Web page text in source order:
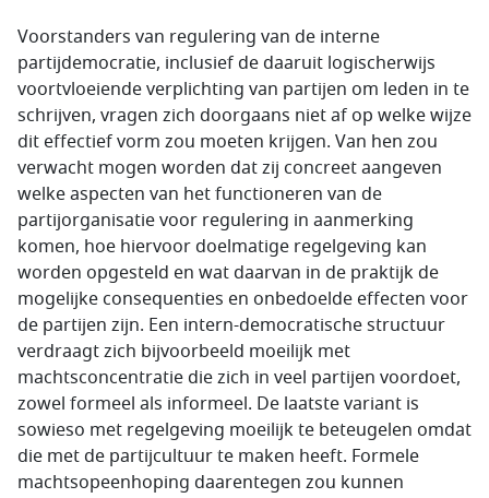
Voorstanders van regulering van de interne
partijdemocratie, inclusief de daaruit logischerwijs
voortvloeiende verplichting van partijen om leden in te
schrijven, vragen zich doorgaans niet af op welke wijze
dit effectief vorm zou moeten krijgen. Van hen zou
verwacht mogen worden dat zij concreet aangeven
welke aspecten van het functioneren van de
partijorganisatie voor regulering in aanmerking
komen, hoe hiervoor doelmatige regelgeving kan
worden opgesteld en wat daarvan in de praktijk de
mogelijke consequenties en onbedoelde effecten voor
de partijen zijn. Een intern-democratische structuur
verdraagt zich bijvoorbeeld moeilijk met
machtsconcentratie die zich in veel partijen voordoet,
zowel formeel als informeel. De laatste variant is
sowieso met regelgeving moeilijk te beteugelen omdat
die met de partijcultuur te maken heeft. Formele
machtsopeenhoping daarentegen zou kunnen